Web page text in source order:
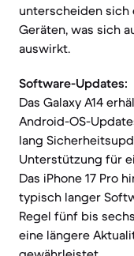
unterscheiden
Geräten, was sich
auswirkt.
Software-Updates:
Das Galaxy A14
Android-OS-
lang
Unterstützung für
Das iPhone 17 Pro
typisch langer
Regel fünf bis
eine längere